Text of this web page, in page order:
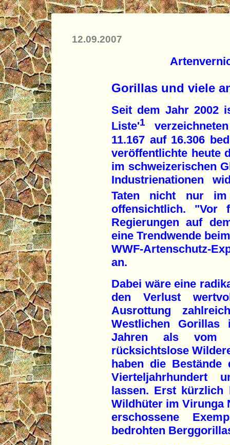
12.09.2007
Gorillas und viele
Seit dem Jahr 2002
Liste'1
11.167 auf 16.306
veröffentlichte heute
im schweizerischen
Industrienationen
Taten nicht nur im
offensichtlich. "Vor
Regierungen auf
eine Trendwende
WWF-Artenschutz-
an.
Dabei wäre eine
den Verlust
Ausrottung
Westlichen
Jahren als vom
rücksichtslose
haben die Bestände
Vierteljahrhundert
lassen. Erst kürzlich
Wildhüter im Virunga
erschossene
bedrohten